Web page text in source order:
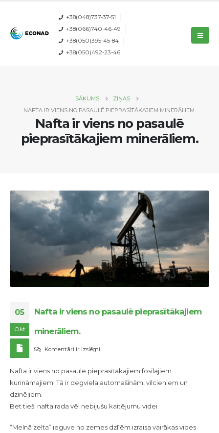
+38(048)737-37-51
+38(066)740-46-49
+38(050)395-45-84
+38(050)492-23-46
SĀKUMS
ZIŅAS
NAFTA IR VIENS NO PASAULĒ PIEPRASĪTĀKAJIEM MINERĀLIEM.
Nafta ir viens no pasaulē
pieprasītākajiem minerāliem.
05
Okt
Nafta ir viens no pasaulē pieprasītākajiem
minerāliem.
Komentāri ir izslēgtiNafta
viens
no
pieprasītākajiem
Nafta ir viens no pasaulē pieprasītākajiem fosilajiem
kurināmajiem. Tā ir degviela automašīnām, vilcieniem un
dzinējiem.
Bet tieši nafta rada vēl nebijušu kaitējumu videi.
“Melnā zelta” ieguve no zemes dzīlēm izraisa vairākas vides